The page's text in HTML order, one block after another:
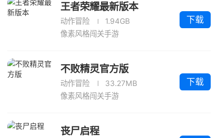
王者荣耀最新版本
动作冒险
1.94GB
像素风格闯关手游
下载
不败精灵官方版
动作冒险
33.27MB
像素风格闯关手游
下载
丧尸启程